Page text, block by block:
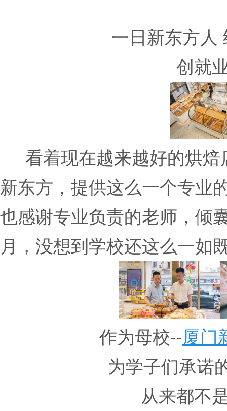
一日新东方人
创就
看着现在越来越好的烘焙
新东方，提供这么一个专业
也感谢专业负责的老师，倾
月，没想到学校还这么一如
作为母校--厦门
为学子们承诺
从来都不